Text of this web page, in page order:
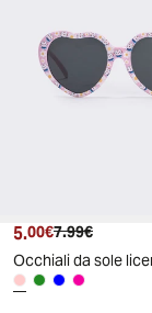
Prezzo attuale
5.00€ Prezzo
7.99€